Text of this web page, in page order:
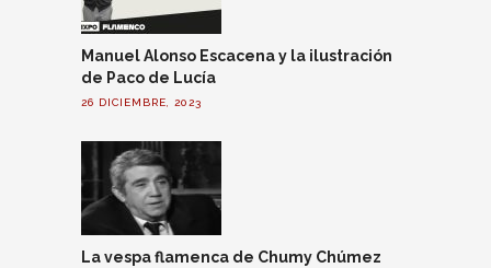
Manuel Alonso Escacena y la ilustración
de Paco de Lucía
26 DICIEMBRE, 2023
La vespa flamenca de Chumy Chúmez